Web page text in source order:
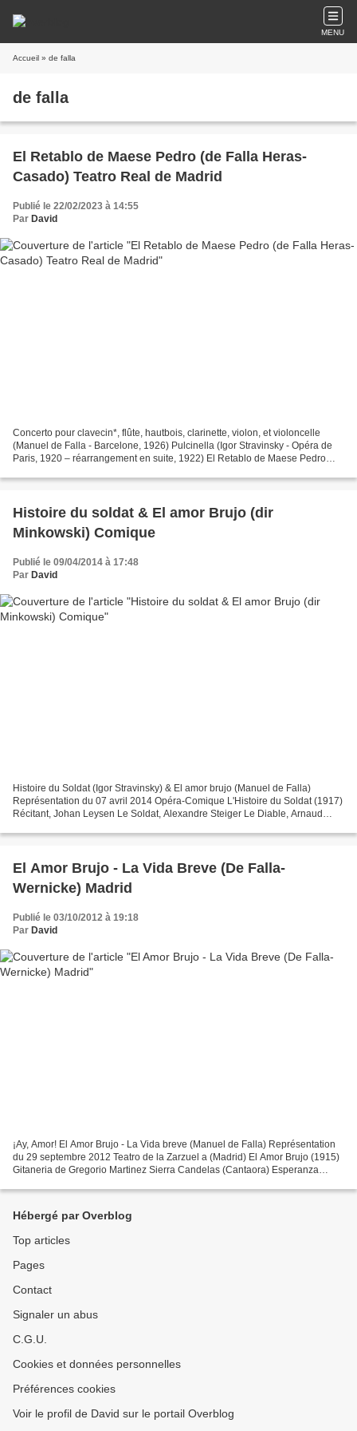
MENU
Accueil » de falla
de falla
El Retablo de Maese Pedro (de Falla Heras-
Casado) Teatro Real de Madrid
Publié le 22/02/2023 à 14:55
Par David
Concerto pour clavecin*, flûte, hautbois, clarinette, violon, et violoncelle
(Manuel de Falla - Barcelone, 1926) Pulcinella (Igor Stravinsky - Opéra de
Paris, 1920 – réarrangement en suite, 1922) El Retablo de Maese Pedro
Histoire du soldat & El amor Brujo (dir
Minkowski) Comique
Publié le 09/04/2014 à 17:48
Par David
Histoire du Soldat (Igor Stravinsky) & El amor brujo (Manuel de Falla)
Représentation du 07 avril 2014 Opéra-Comique L'Histoire du Soldat (1917)
Récitant, Johan Leysen Le Soldat, Alexandre Steiger Le Diable, Arnaud
El Amor Brujo - La Vida Breve (De Falla-
Wernicke) Madrid
Publié le 03/10/2012 à 19:18
Par David
¡Ay, Amor! El Amor Brujo - La Vida breve (Manuel de Falla) Représentation
du 29 septembre 2012 Teatro de la Zarzuel a (Madrid) El Amor Brujo (1915)
Gitaneria de Gregorio Martinez Sierra Candelas (Cantaora) Esperanza
Hébergé par Overblog
Top articles
Pages
Contact
Signaler un abus
C.G.U.
Cookies et données personnelles
Préférences cookies
Voir le profil de David sur le portail Overblog